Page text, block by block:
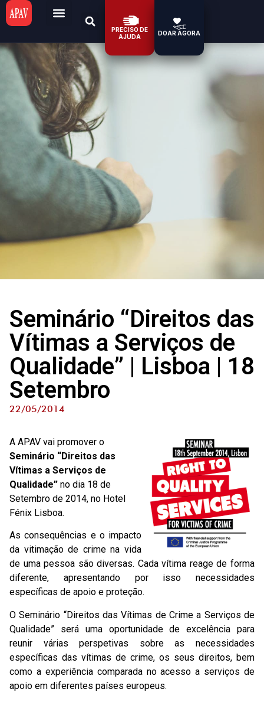
PRECISO DE
AJUDA
DOAR AGORA
Seminário “Direitos das
Vítimas a Serviços de
Qualidade” | Lisboa | 18
Setembro
22/05/2014
A APAV vai promover o
Seminário “Direitos das
Vítimas a Serviços de
Qualidade” no dia 18 de
Setembro de 2014, no Hotel
Fénix Lisboa.
As consequências e o impacto
da vitimação de crime na vida
de uma pessoa são diversas. Cada vítima reage de forma
diferente, apresentando por isso necessidades
específicas de apoio e proteção.
O Seminário “Direitos das Vítimas de Crime a Serviços de
Qualidade” será uma oportunidade de excelência para
reunir várias perspetivas sobre as necessidades
específicas das vítimas de crime, os seus direitos, bem
como a experiência comparada no acesso a serviços de
apoio em diferentes países europeus.